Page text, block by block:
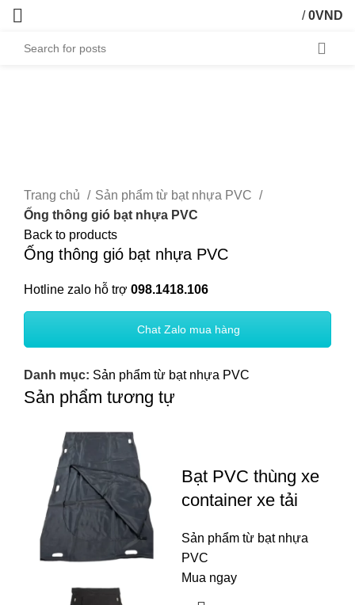
/ 0VND
Trang chủ
Sản phẩm từ bạt nhựa PVC
Ống thông gió bạt nhựa PVC
Back to products
Ống thông gió bạt nhựa PVC
Hotline zalo hỗ trợ 098.1418.106
Chat Zalo mua hàng
Danh mục: Sản phẩm từ bạt nhựa PVC
Sản phẩm tương tự
Bạt PVC thùng xe
container xe tải
Sản phẩm từ bạt nhựa
PVC
Mua ngay